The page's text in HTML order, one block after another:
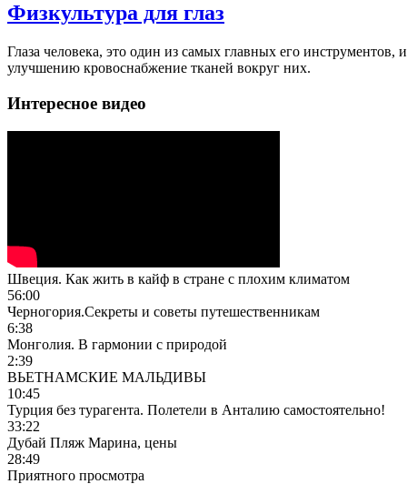
Физкультура для глаз
Глаза человека, это один из самых главных его инструментов,
улучшению кровоснабжение тканей вокруг них.
Интересное видео
Швеция. Как жить в кайф в стране с плохим климатом
56:00
Черногория.Секреты и советы путешественникам
6:38
Монголия. В гармонии с природой
2:39
ВЬЕТНАМСКИЕ МАЛЬДИВЫ
10:45
Турция без турагента. Полетели в Анталию самостоятельно!
33:22
Дубай Пляж Марина, цены
28:49
Приятного просмотра